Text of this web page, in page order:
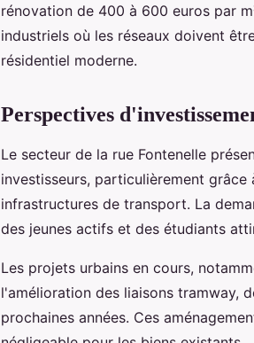
rénovation de 400 à 600 euros par
industriels où les réseaux doivent
résidentiel moderne.
Perspectives
Le secteur de la rue Fontenelle
investisseurs, particulièrement
infrastructures de transport. La
des jeunes actifs et des étudiants
Les projets urbains en cours,
l'amélioration des liaisons tramway,
prochaines années. Ces